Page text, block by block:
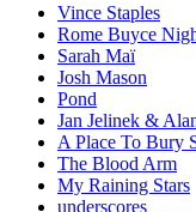
Vince Staples
Rome Buyce
Sarah Maï
Josh Mason
Pond
Jan Jelinek &
A Place To Bury
The Blood Arm
My Raining Stars
underscores